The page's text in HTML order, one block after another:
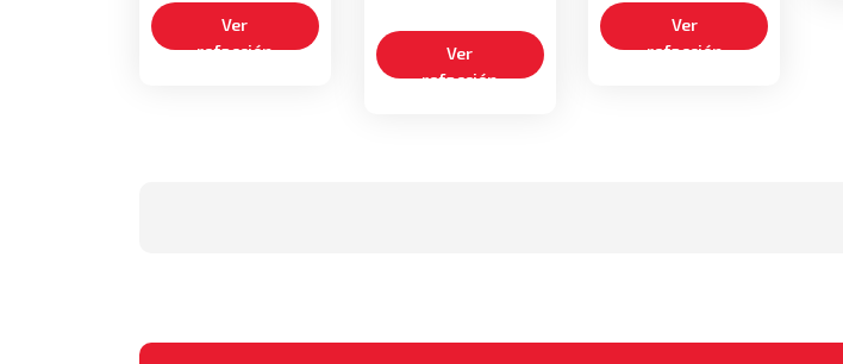
Ver
refacción
Ver
refacción
Ver
refacción